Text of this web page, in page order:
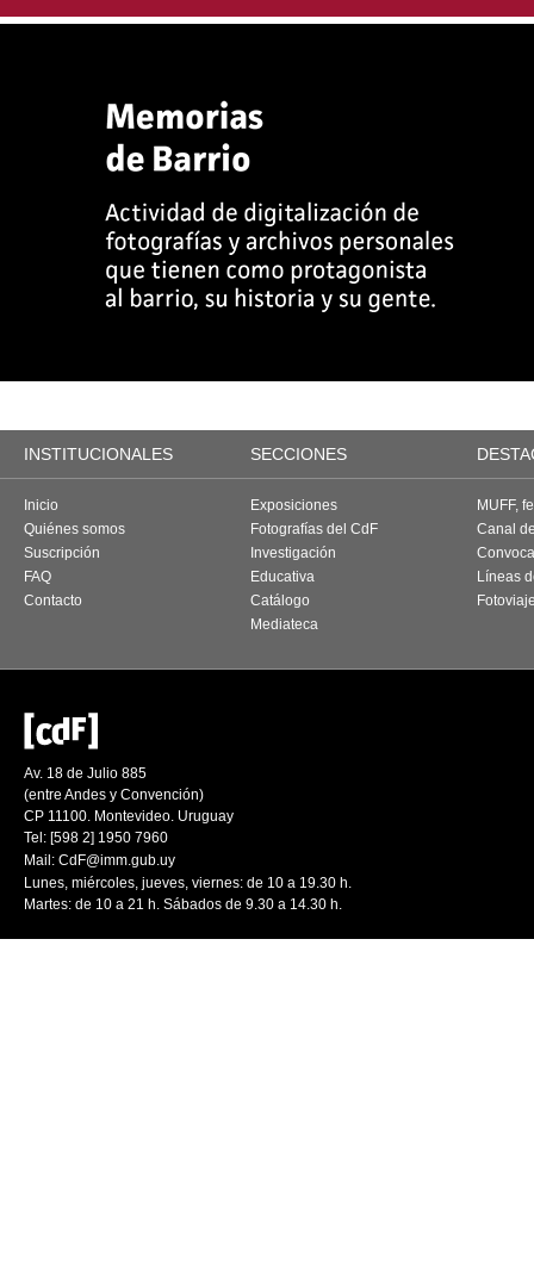
INSTITUCIONALES SECCIONES
Inicio
Quiénes somos
Suscripción
FAQ
Contacto
Exposiciones
Fotografías del CdF
Investigación
Educativa
Catálogo
Mediateca
MUFF,
Canal
Líneas
Av. 18 de Julio 885
(entre Andes y Convención)
CP 11100. Montevideo. Uruguay
Tel: [598 2] 1950 7960
Mail: CdF@imm.gub.uy
Lunes, miércoles, jueves, viernes: de 10 a 19.30 h.
Martes: de 10 a 21 h. Sábados de 9.30 a 14.30 h.